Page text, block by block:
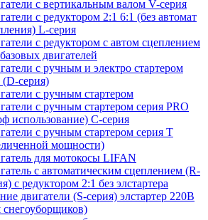
с вертикальным валом V-серия
с редуктором 2:1 6:1 (без автомат
L-серия
с редуктором с автом сцеплением
двигателей
с ручным и электро стартером
серия)
с ручным стартером
с ручным стартером серия PRO
использование) C-серия
с ручным стартером серия Т
мощности)
для мотокосы LIFAN
с автоматическим сцеплением (R-
с редуктором 2:1 без элстартера
двигатели (S-серия) элстартер 220В
снегоуборщиков)